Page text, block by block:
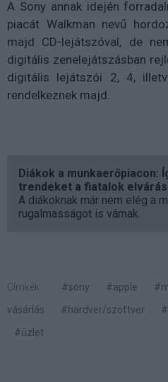
A Sony annak idején
piacát Walkman nevű
majd CD-lejátszóval, de
digitális zenelejátszásban
digitális lejátszói 2, 4,
rendelkeznek majd.
Diákok a munkaerőpiacon:
trendeket a fiatalok
A diákoknak már nem elég a
rugalmasságot is várnak.
Címkék: #sony #apple
vásárlás
#hardver/szoftver
#üzlet